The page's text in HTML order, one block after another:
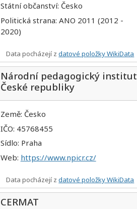
Státní občanství: Česko
Politická strana: ANO 2011 (2012 -
2020)
Data pocházejí zdatové položky WikiData
Národní pedagogický institut
České republiky
Země: Česko
IČO: 45768455
Sídlo: Praha
Web: https://www.npicr.cz/
Data pocházejí zdatové položky WikiData
CERMAT